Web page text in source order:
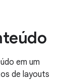
em um
de layouts